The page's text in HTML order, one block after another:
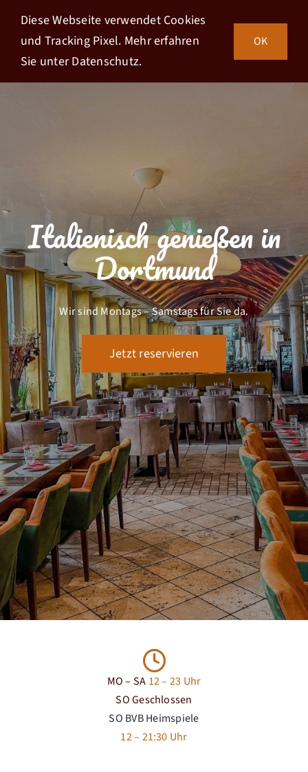
Inhalt
springen
Italienisch genießen in
Dortmund
Wir sind Montags – Samstags für Sie da.
Jetzt reservieren
MO – SA 12– 23 Uhr
SOGeschlossen
SO BVB Heimspiele
12 – 21:30 Uhr
Diese Webseite verwendet Cookies
und Tracking Pixel. Mehr erfahren
Sie unterDatenschutz.
OK